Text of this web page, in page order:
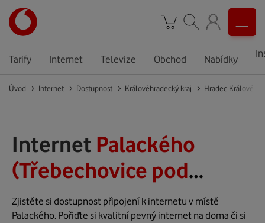
Tarify Internet Televize Obchod Nabídky
Úvod Internet Dostupnost Královéhradecký kraj Hradec Králové
Internet Palackého
(Třebechovice pod
Orebem)
Zjistěte si dostupnost připojení k internetu v místě
Palackého. Pořiďte si kvalitní pevný internet na doma či si